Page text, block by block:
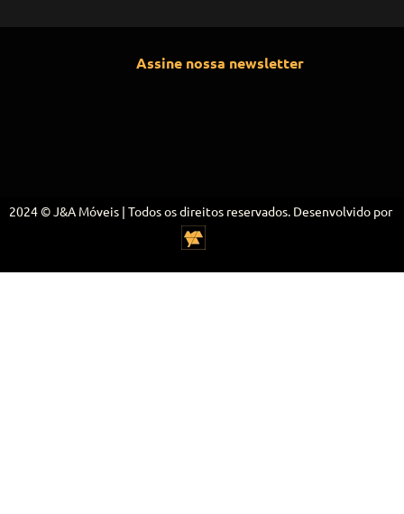
Assine nossa newsletter
2024 © J&A Móveis | Todos os direitos reservados. Desenvolvido por